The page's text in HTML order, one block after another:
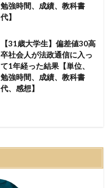
勉強時間、成績、教科書
代】
【31歳大学生】偏差値30高
卒社会人が法政通信に入っ
て1年経った結果【単位、
勉強時間、成績、教科書
代、感想】